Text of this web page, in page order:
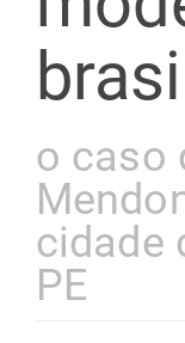
o caso
cidade
PE